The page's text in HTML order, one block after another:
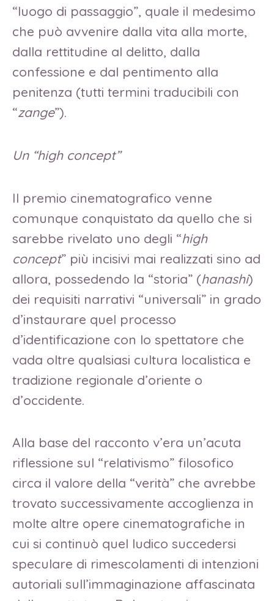
“luogo di passaggio”, quale il medesimo
che può avvenire dalla vita alla morte,
dalla rettitudine al delitto, dalla
confessione e dal pentimento alla
penitenza (tutti termini traducibili con
“zange”).
Un “high concept”
Il premio cinematografico venne
comunque conquistato da quello che si
sarebbe rivelato uno degli “high
concept” più incisivi mai realizzati sino ad
allora, possedendo la “storia” (hanashi)
dei requisiti narrativi “universali” in grado
d’instaurare quel processo
d’identificazione con lo spettatore che
vada oltre qualsiasi cultura localistica e
tradizione regionale d’oriente o
d’occidente.
Alla base del racconto v’era un’acuta
riflessione sul “relativismo” filosofico
circa il valore della “verità” che avrebbe
trovato successivamente accoglienza in
molte altre opere cinematografiche in
cui si continuò quel ludico succedersi
speculare di rimescolamenti di intenzioni
autoriali sull’immaginazione affascinata